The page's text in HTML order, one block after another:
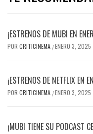
¡ESTRENOS DE MUBI EN
POR CRITICINEMA /ENERO 3, 2025
¡ESTRENOS DE NETFLIX EN
POR CRITICINEMA /ENERO 3, 2025
¡MUBI TIENE SU PODCAST